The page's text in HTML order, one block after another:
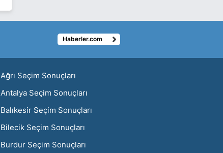
Haberler.com
Ağrı Seçim Sonuçları
Antalya Seçim Sonuçları
Balıkesir Seçim Sonuçları
Bilecik Seçim Sonuçları
Burdur Seçim Sonuçları